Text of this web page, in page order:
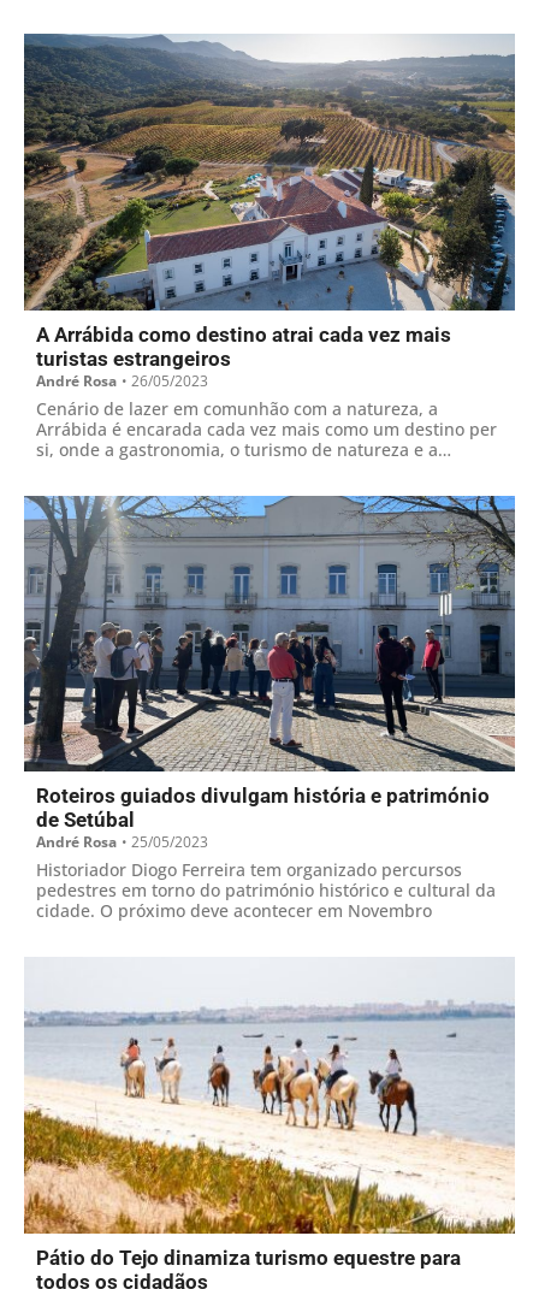
A Arrábida como destino atrai cada vez mais
turistas estrangeiros
André Rosa • 26/05/2023
Cenário de lazer em comunhão com a natureza, a
Arrábida é encarada cada vez mais como um destino per
si, onde a gastronomia, o turismo de natureza e a
director-geral do Hotel Casa Palmela
Roteiros guiados divulgam história e património
de Setúbal
André Rosa • 25/05/2023
Historiador Diogo Ferreira tem organizado percursos
pedestres em torno do património histórico e cultural da
cidade. O próximo deve acontecer em Novembro
Pátio do Tejo dinamiza turismo equestre para
todos os cidadãos